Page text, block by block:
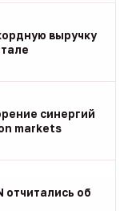
выручку
синергий
markets
отчитались об